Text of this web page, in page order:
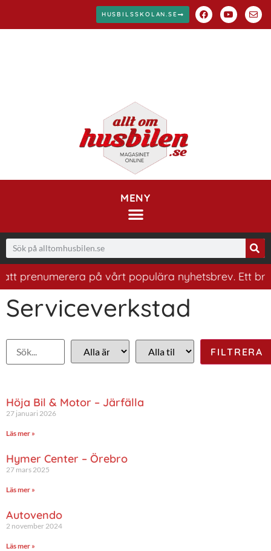
HUSBILSSKOLAN.SE
MENY
på vårt populära nyhetsbrev. Ett bra
Serviceverkstad
Höja Bil & Motor – Järfälla
27 januari 2026
Läs mer »
Hymer Center – Örebro
27 mars 2025
Läs mer »
Autovendo
2 november 2024
Läs mer »